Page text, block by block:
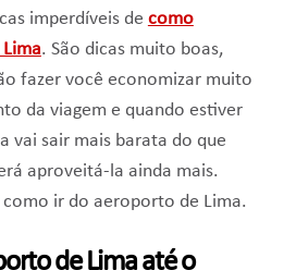
imperdíveis de como
. São dicas muito boas,
fazer você economizar muito
da viagem e quando estiver
vai sair mais barata do que
aproveitá-la ainda mais.
ir do aeroporto de Lima.
de Lima até o